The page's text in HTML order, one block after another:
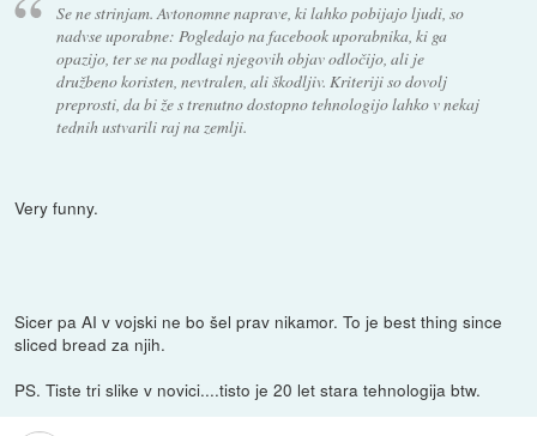
Se ne strinjam. Avtonomne naprave, ki lahko pobijajo ljudi, so
nadvse uporabne: Pogledajo na facebook uporabnika, ki ga
opazijo, ter se na podlagi njegovih objav odločijo, ali je
družbeno koristen, nevtralen, ali škodljiv. Kriteriji so dovolj
preprosti, da bi že s trenutno dostopno tehnologijo lahko v nekaj
tednih ustvarili raj na zemlji.
Very funny.
Sicer pa AI v vojski ne bo šel prav nikamor. To je best thing since
sliced bread za njih.
PS. Tiste tri slike v novici....tisto je 20 let stara tehnologija btw.